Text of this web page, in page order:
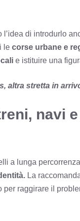
l’idea di introdurlo
le corse urbane e
e istituire una
altra stretta in
navi
a lunga
La
per raggirare il